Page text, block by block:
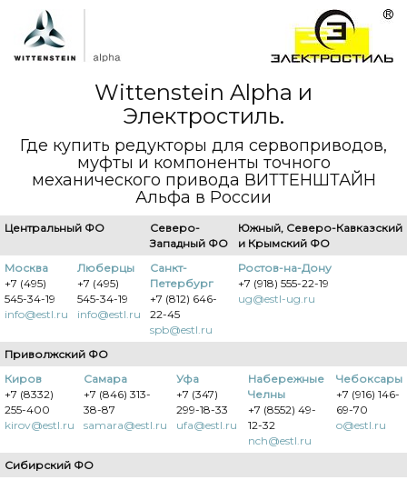
Wittenstein Alpha и
Электростиль.
Где купить редукторы для сервоприводов,
муфты и компоненты точного
механического привода ВИТТЕНШТАЙН
Альфа в России
Центральный ФО
Северо-
Западный ФО
Южный, Северо-Кавказский
и Крымский ФО
Москва
+7 (495)
545-34-19
info@estl.ru
Люберцы
+7 (495)
545-34-19
info@estl.ru
Санкт-
Петербург
+7 (812) 646-
22-45
spb@estl.ru
Ростов-на-Дону
+7 (918) 555-22-19
ug@estl-ug.ru
Приволжский ФО
Киров
+7 (8332)
255-400
kirov@estl.ru
Самара
+7 (846) 313-
38-87
samara@estl.ru
Уфа
+7 (347)
299-18-33
ufa@estl.ru
Набережные
Челны
+7 (8552) 49-
12-32
nch@estl.ru
Чебоксары
+7 (916) 146-
69-70
o@estl.ru
Сибирский ФО